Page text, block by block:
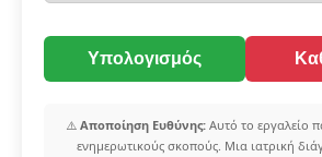
Υπολογισμός
⚠️ Αποποίηση Ευθύνης: Αυτό το εργαλείο
ενημερωτικούς σκοπούς. Μια ιατρική